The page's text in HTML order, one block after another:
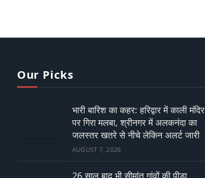
Our Picks
भारी बारिश का कहर: हरिद्वार में काली मंदिर
पर गिरा मलबा, श्रीनगर में अलकनंदा का
जलस्तर खतरे से नीचे लेकिन अलर्ट जारी
AUGUST 7, 2026
26 साल बाद भी सीमांत गांवों की पीड़ा